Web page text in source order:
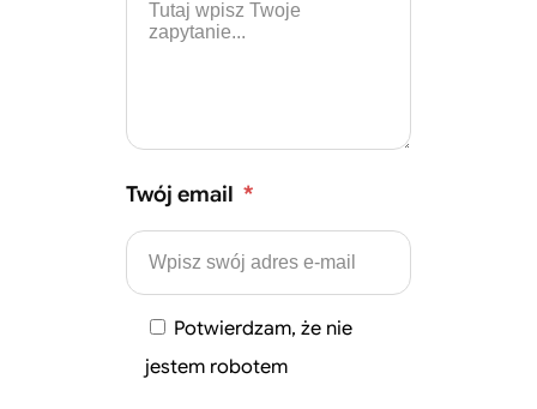
Twój email *
Potwierdzam, że nie
jestem robotem